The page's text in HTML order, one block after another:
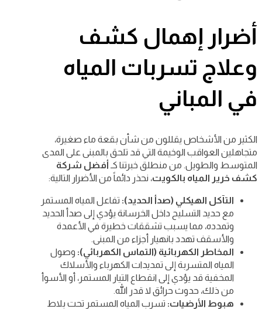
أضرار إهمال كشف
وعلاج تسربات المياه
في المباني
الكثير من الأشخاص يقللون من شأن بقعة ماء صغيرة،
متجاهلين العواقب الوخيمة التي قد تلحق بالمبنى على المدى
المتوسط والطويل. من منطلق خبرتنا كـ أفضل شركة
كشف خرير المياه بالكويت، نحذر دائماً من الأضرار التالية:
التآكل الهيكلي (صدأ الحديد): تفاعل المياه المستمر
مع حديد التسليح داخل الخرسانة يؤدي إلى صدأ الحديد
وتمدده، مما يسبب تشققات خطيرة في الأعمدة
والأسقف تهدد بانهيار أجزاء من المبنى.
المخاطر الكهربائية (التماس الكهربائي): وصول
المياه المتسربة إلى تمديدات الكهرباء والأسلاك
المخفية قد يؤدي إلى انقطاع التيار المستمر، أو الأسوأ
من ذلك، حدوث حرائق لا قدر الله.
هبوط الأرضيات: تسرب المياه المستمر تحت بلاط